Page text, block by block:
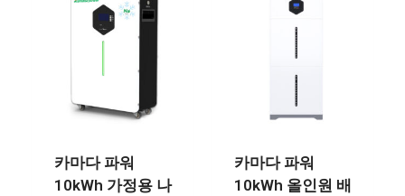
카마다 파워
10kWh 가정용 나
카마다 파워
10kWh 올인원 배